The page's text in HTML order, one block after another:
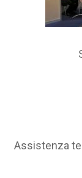
Assistenza